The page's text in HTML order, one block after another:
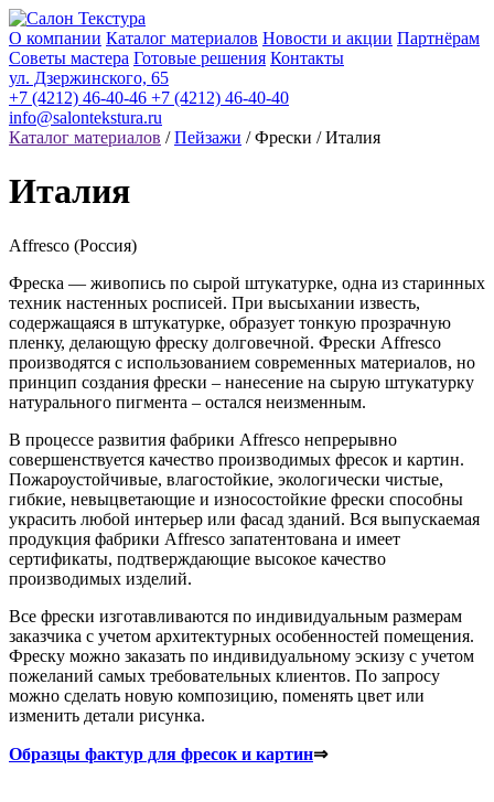
О компании Каталог материалов Новости и акции Партнёрам
Советы мастера Готовые решения Контакты
ул. Дзержинского, 65
+7 (4212) 46-40-46 +7 (4212) 46-40-40
info@salontekstura.ru
Каталог материалов /Пейзажи / Фрески / Италия
Италия
Affresco (Россия)
Фреска — живопись по сырой штукатурке, одна из старинных
техник настенных росписей. При высыхании известь,
содержащаяся в штукатурке, образует тонкую прозрачную
пленку, делающую фреску долговечной. Фрески Affresco
производятся с использованием современных материалов, но
принцип создания фрески – нанесение на сырую штукатурку
натурального пигмента – остался неизменным.
В процессе развития фабрики Affresco непрерывно
совершенствуется качество производимых фресок и картин.
Пожароустойчивые, влагостойкие, экологически чистые,
гибкие, невыцветающие и износостойкие фрески способны
украсить любой интерьер или фасад зданий. Вся выпускаемая
продукция фабрики Affresco запатентована и имеет
сертификаты, подтверждающие высокое качество
производимых изделий.
Все фрески изготавливаются по индивидуальным размерам
заказчика с учетом архитектурных особенностей помещения.
Фреску можно заказать по индивидуальному эскизу с учетом
пожеланий самых требовательных клиентов. По запросу
можно сделать новую композицию, поменять цвет или
изменить детали рисунка.
Образцы фактур для фресок и картин⇒